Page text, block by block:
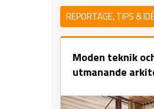
REPORTAGE, TIPS &
Moden teknik
utmanande